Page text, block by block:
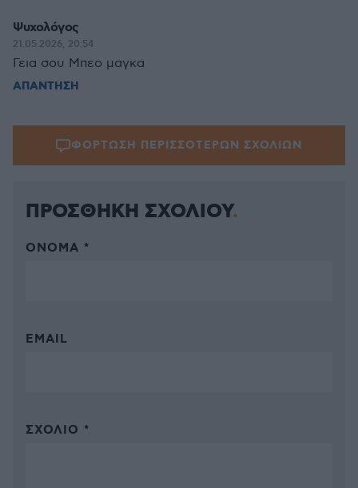
Ψυχολόγος
21.05.2026, 20:54
Γεια σου Μπεο μαγκα
ΑΠΑΝΤΗΣΗ
ΦΟΡΤΩΣΗ ΠΕΡΙΣΣΟΤΕΡΩΝ ΣΧΟΛΙΩΝ
ΠΡΟΣΘΗΚΗ ΣΧΟΛΙΟΥ
ΌΝΟΜΑ *
EMAIL
ΣΧΌΛΙΟ *